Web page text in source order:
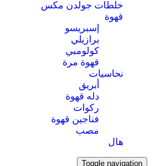
خلطات جولدن مكس
قهوة
إسبريسو
برازيلي
كولومبي
قهوة مرة
نحاسيات
أبريق
‏دله قهوة
ركوات
فناجين قهوة
مصب
هال
Toggle navigation